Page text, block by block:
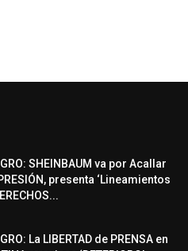
SHEINBAUM va por Acallar
presenta ‘Lineamientos
La LIBERTAD de PRENSA en